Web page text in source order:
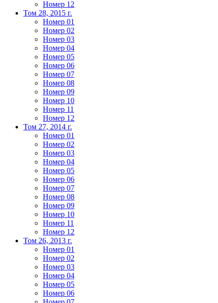
Номер 12
Том 28, 2015 г.
Номер 01
Номер 02
Номер 03
Номер 04
Номер 05
Номер 06
Номер 07
Номер 08
Номер 09
Номер 10
Номер 11
Номер 12
Том 27, 2014 г.
Номер 01
Номер 02
Номер 03
Номер 04
Номер 05
Номер 06
Номер 07
Номер 08
Номер 09
Номер 10
Номер 11
Номер 12
Том 26, 2013 г.
Номер 01
Номер 02
Номер 03
Номер 04
Номер 05
Номер 06